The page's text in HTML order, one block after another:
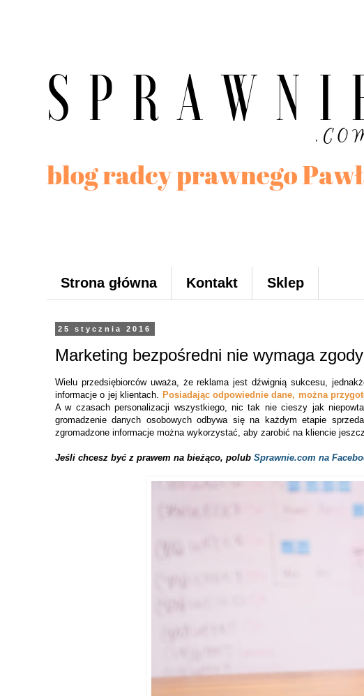
Strona główna Kontakt Sklep
25 stycznia 2016
Marketing bezpośredni nie wymaga
Wielu przedsiębiorców uważa, że reklama jest dźwignią sukcesu,
informacje o jej klientach. Posiadając odpowiednie dane, można
A w czasach personalizacji wszystkiego, nic tak nie cieszy jak
gromadzenie danych osobowych odbywa się na każdym etapie
zgromadzone informacje można wykorzystać, aby zarobić na kliencie
Jeśli chcesz być z prawem na bieżąco, polub Sprawnie.com na